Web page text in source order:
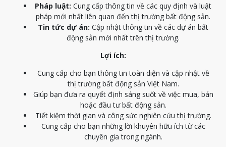
Pháp luật: Cung cấp thông tin về các quy định và luật
pháp mới nhất liên quan đến thị trường bất động sản.
Tin tức dự án: Cập nhật thông tin về các dự án bất
động sản mới nhất trên thị trường.
Lợi ích:
Cung cấp cho bạn thông tin toàn diện và cập nhật về
thị trường bất động sản Việt Nam.
Giúp bạn đưa ra quyết định sáng suốt về việc mua, bán
hoặc đầu tư bất động sản.
Tiết kiệm thời gian và công sức nghiên cứu thị trường.
Cung cấp cho bạn những lời khuyên hữu ích từ các
chuyên gia trong ngành.